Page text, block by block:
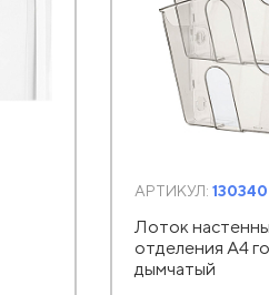
АРТИКУЛ: 130340
Лоток
отделения А4
дымчатый